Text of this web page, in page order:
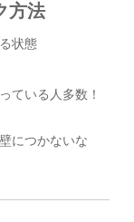
方法
状態
ている人多数！
につかないな